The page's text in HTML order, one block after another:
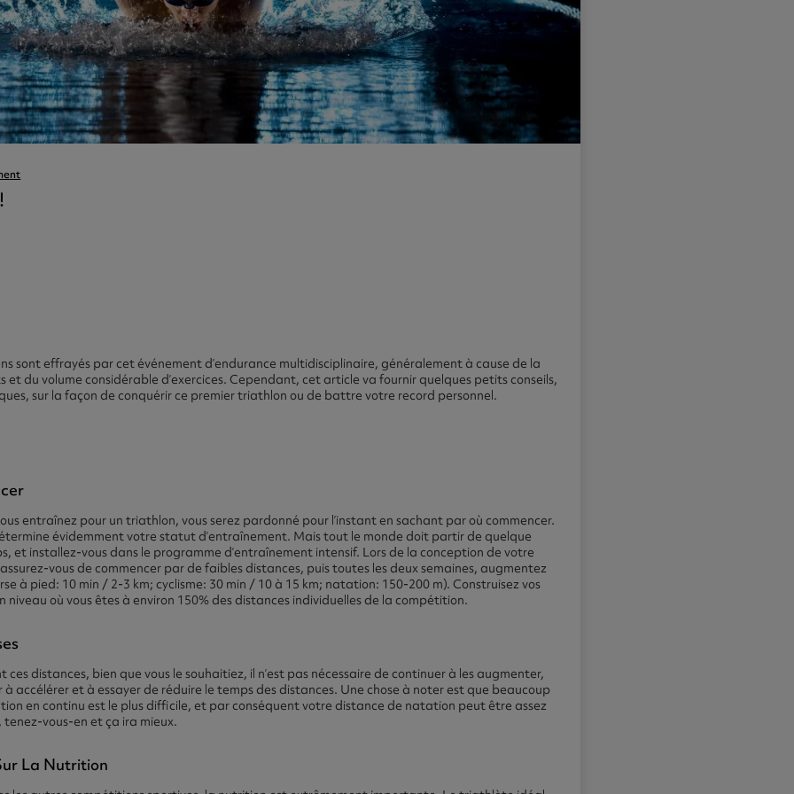
Strength
sont effrayés par cet événement d’endurance multidisciplinaire, généralement à cause de la
et du volume considérable d’exercices. Cependant, cet article va fournir quelques petits conseils,
sur la façon de conquérir ce premier triathlon ou de battre votre record personnel.
entraînez pour un triathlon, vous serez pardonné pour l’instant en sachant par où commencer.
évidemment votre statut d’entraînement. Mais tout le monde doit partir de quelque
et installez-vous dans le programme d’entraînement intensif. Lors de la conception de votre
vous de commencer par de faibles distances, puis toutes les deux semaines, augmentez
à pied: 10 min / 2-3 km; cyclisme: 30 min / 10 à 15 km; natation: 150-200 m). Construisez vos
niveau où vous êtes à environ 150% des distances individuelles de la compétition.
distances, bien que vous le souhaitiez, il n’est pas nécessaire de continuer à les augmenter,
à accélérer et à essayer de réduire le temps des distances. Une chose à noter est que beaucoup
en continu est le plus difficile, et par conséquent votre distance de natation peut être assez
vous-en et ça ira mieux.
La Nutrition